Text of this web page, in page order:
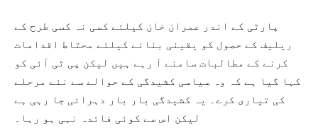
پارٹی کے اندر عمران خان کیلئے کسی نہ کسی طرح کے
ریلیف کے حصول کو یقینی بنانے کیلئے محتاط اقدامات
کرنے کے مطالبات سامنے آ رہے ہیں لیکن پی ٹی آئی کو
کہا گیا ہے کہ وہ سیاسی کشیدگی کے حوالے سے نئے مرحلے
کی تیاری کرے۔ یہ کشیدگی بار بار دہرائی جا رہی ہے
لیکن اس سے کوئی فائدہ نہی ہو رہا۔